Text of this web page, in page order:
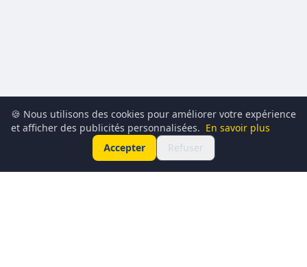
🍪 Nous utilisons des cookies pour améliorer votre expérience
et afficher des publicités personnalisées. En savoir plus
Accepter
Refuser